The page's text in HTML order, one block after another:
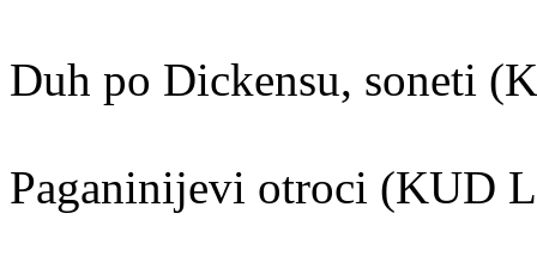
Duh po Dickensu, soneti
Paganinijevi otroci (KUD